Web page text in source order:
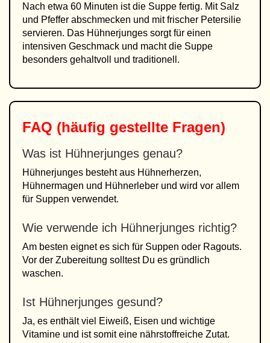
Nach etwa 60 Minuten ist die Suppe fertig. Mit Salz
und Pfeffer abschmecken und mit frischer Petersilie
servieren. Das Hühnerjunges sorgt für einen
intensiven Geschmack und macht die Suppe
besonders gehaltvoll und traditionell.
FAQ (häufig gestellte Fragen)
Was ist Hühnerjunges genau?
Hühnerjunges besteht aus Hühnerherzen,
Hühnermagen und Hühnerleber und wird vor allem
für Suppen verwendet.
Wie verwende ich Hühnerjunges richtig?
Am besten eignet es sich für Suppen oder Ragouts.
Vor der Zubereitung solltest Du es gründlich
waschen.
Ist Hühnerjunges gesund?
Ja, es enthält viel Eiweiß, Eisen und wichtige
Vitamine und ist somit eine nährstoffreiche Zutat.